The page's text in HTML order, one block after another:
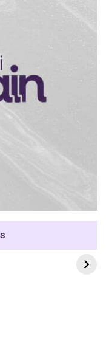
Dramas com
e Khaotung